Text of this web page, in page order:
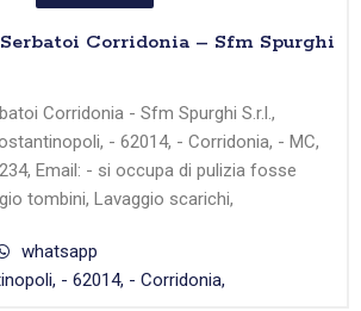
Corridonia – Sfm Spurghi
Corridonia - Sfm Spurghi S.r.l.,
- 62014, - Corridonia, - MC,
Email: - si occupa di pulizia fosse
tombini, Lavaggio scarichi,
whatsapp
- 62014, - Corridonia,